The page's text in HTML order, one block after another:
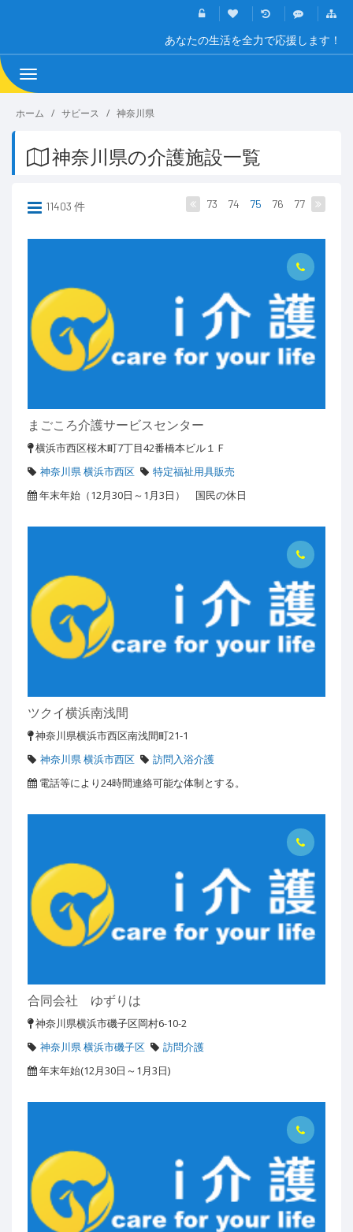
あなたの生活を全力で応援します！
Toggle
navigation
ホーム サビース 神奈川県
神奈川県の介護施設一覧
11403 件 73 74 75 76 77
まごころ介護サービスセンター
横浜市西区桜木町7丁目42番橋本ビル１Ｆ
神奈川県 横浜市西区
特定福祉用具販売
年末年始（12月30日～1月3日） 国民の休日
ツクイ横浜南浅間
神奈川県横浜市西区南浅間町21-1
神奈川県 横浜市西区
訪問入浴介護
電話等により24時間連絡可能な体制とする。
合同会社 ゆずりは
神奈川県横浜市磯子区岡村6-10-2
神奈川県 横浜市磯子区
訪問介護
年末年始(12月30日～1月3日)